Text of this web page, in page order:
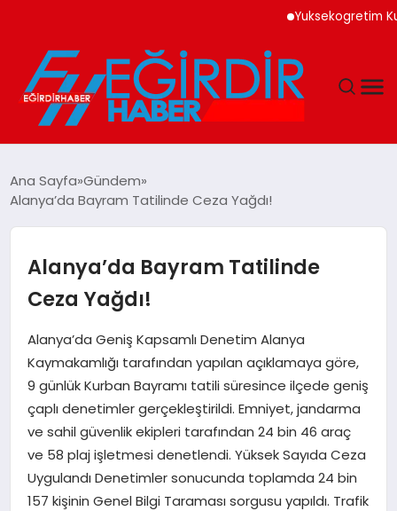
Yuksekogretim
EĞITIM
EKONOMI
GÜNDEM
MAGAZIN
SIYASET
SPOR
TEKNOLOJI
Ana Sayfa Gündem
Alanya’da Bayram Tatilinde Ceza Yağdı!
Alanya’da Bayram Tatilinde
Ceza Yağdı!
Alanya’da Geniş Kapsamlı Denetim Alanya
Kaymakamlığı tarafından yapılan açıklamaya göre,
9 günlük Kurban Bayramı tatili süresince ilçede geniş
çaplı denetimler gerçekleştirildi. Emniyet, jandarma
ve sahil güvenlik ekipleri tarafından 24 bin 46 araç
ve 58 plaj işletmesi denetlendi. Yüksek Sayıda Ceza
Uygulandı Denetimler sonucunda toplamda 24 bin
157 kişinin Genel Bilgi Taraması sorgusu yapıldı. Trafik